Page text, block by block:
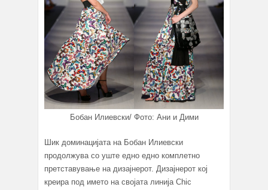
Бобан Илиевски/ Фото: Ани и Дими
Шик доминацијата на Бобан Илиевски
продолжува со уште едно едно комплетно
претставување на дизајнерот. Дизајнерот кој
креира под името на својата линија Chic